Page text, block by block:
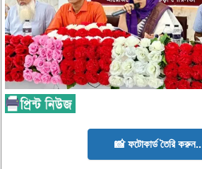
📸 ফটোকার্ড তৈরি করুন..